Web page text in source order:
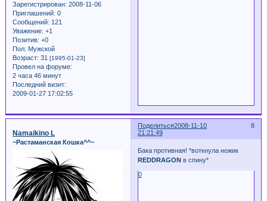
Зарегистрирован: 2008-11-06
Приглашений: 0
Сообщений: 121
Уважение: +1
Позитив: +0
Пол: Мужской
Возраст: 31 [1995-01-23]
Провел на форуме:
2 часа 46 минут
Последний визит:
2009-01-27 17:02:55
Поделиться 8
2008-11-10
21:21:49
Namaikino L
~Растаманская Кошка^^~
Бака противная! *воткнула ножик
REDDRAGONв спину*
0